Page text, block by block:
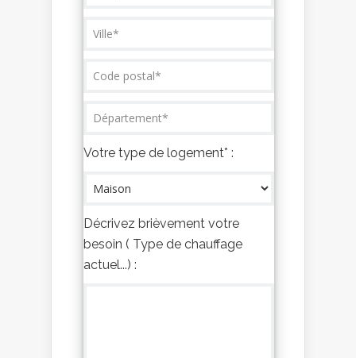
Votre type de logement* :
Décrivez brièvement votre
besoin ( Type de chauffage
actuel...) :